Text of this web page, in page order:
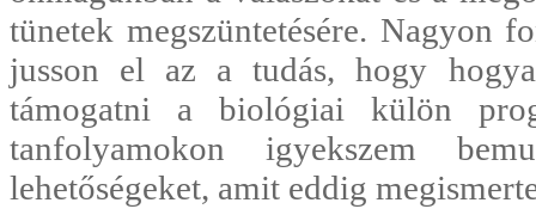
tünetek megszüntetésére. Nagyon
jusson el az a tudás, hogy
támogatni a biológiai külön
tanfolyamokon igyekszem
lehetőségeket, amit eddig